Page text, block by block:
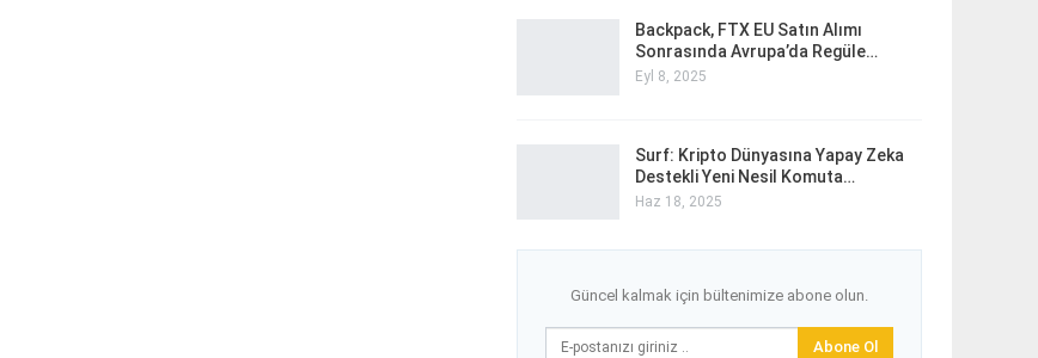
Backpack, FTX EU Satın Alımı
Sonrasında Avrupa’da Regüle…
Eyl 8, 2025
Surf: Kripto Dünyasına Yapay Zeka
Destekli Yeni Nesil Komuta…
Haz 18, 2025
Güncel kalmak için bültenimize abone olun.
Abone Ol